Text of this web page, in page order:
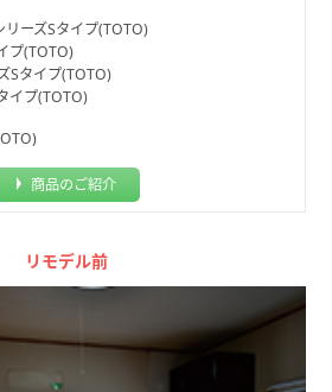
リーズSタイプ(TOTO)
プ(TOTO)
Sタイプ(TOTO)
イプ(TOTO)
商品のご紹介
リモデル前